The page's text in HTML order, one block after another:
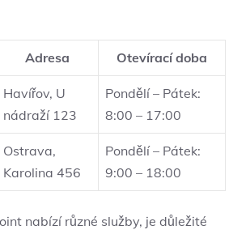
Adresa Otevírací doba
Havířov, U
nádraží 123
Pondělí – Pátek:
8:00 – 17:00
Ostrava,
Karolina 456
Pondělí – Pátek:
9:00 – 18:00
nabízí různé služby, je důležité